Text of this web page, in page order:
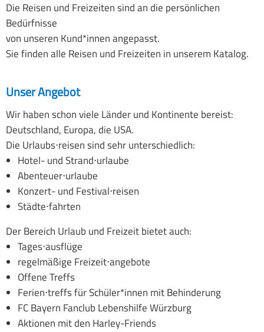
Die Reisen und Freizeiten sind an die persönlichen
Bedürfnisse
von unseren Kund*innen angepasst.
Sie finden alle Reisen und Freizeiten in unserem Katalog.
Unser Angebot
Wir haben schon viele Länder und Kontinente bereist:
Deutschland, Europa, die USA.
Die Urlaubs⋅reisen sind sehr unterschiedlich:
Hotel- und Strand⋅urlaube
Abenteuer⋅urlaube
Konzert- und Festival⋅reisen
Städte⋅fahrten
Der Bereich Urlaub und Freizeit bietet auch:
Tages⋅ausflüge
regelmäßige Freizeit⋅angebote
Offene Treffs
Ferien⋅treffs für Schüler*innen mit Behinderung
FC Bayern Fanclub Lebenshilfe Würzburg
Aktionen mit den Harley-Friends